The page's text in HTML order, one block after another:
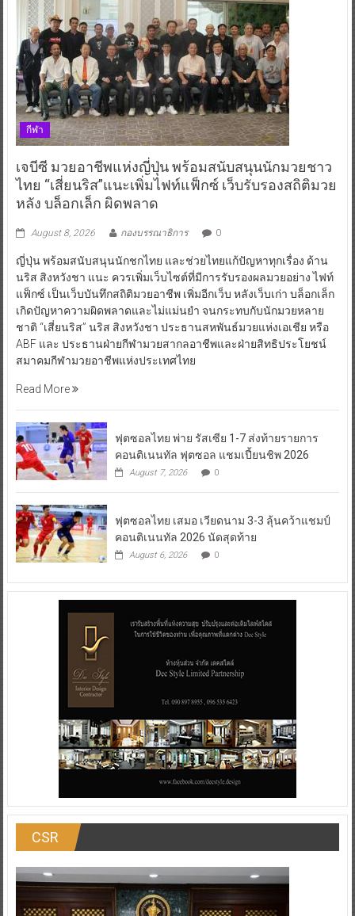
กีฬา
เจบีซี มวยอาชีพแห่งญี่ปุ่น พร้อมสนับสนุนนักมวยชาว
ไทย “เสี่ยนริส”แนะเพิ่มไฟท์แฟ็กซ์ เว็บรับรองสถิติมวย
หลัง บล็อกเล็ก ผิดพลาด
August 8, 2026 กองบรรณาธิการ 0
ญี่ปุ่น พร้อมสนับสนุนนักชกไทย และช่วยไทยแก้ปัญหาทุกเรื่อง ด้าน
นริส สิงหวังชา แนะ ควรเพิ่มเว็บไซต์ที่มีการรับรองผลมวยอย่าง ไฟท์
แฟ็กซ์ เป็นเว็บบันทึกสถิติมวยอาชีพ เพิ่มอีกเว็บ หลังเว็บเก่า บล็อกเล็ก
เกิดปัญหาความผิดพลาดและไม่แม่นยำ จนกระทบกับนักมวยหลาย
ชาติ “เสี่ยนริส” นริส สิงหวังชา ประธานสหพันธ์มวยแห่งเอเชีย หรือ
ABF และ ประธานฝ่ายกีฬามวยสากลอาชีพและฝ่ายสิทธิประโยชน์
สมาคมกีฬามวยอาชีพแห่งประเทศไทย
Read More
ฟุตซอลไทย พ่าย รัสเซีย 1-7 ส่งท้ายรายการ
คอนติเนนทัล ฟุตซอล แชมเปี้ยนชิพ 2026
August 7, 2026 0
ฟุตซอลไทย เสมอ เวียดนาม 3-3 ลุ้นคว้าแชมป์
คอนติเนนทัล 2026 นัดสุดท้าย
August 6, 2026 0
CSR